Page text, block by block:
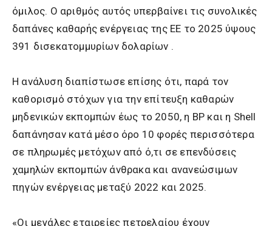
όμιλος. Ο αριθμός αυτός υπερβαίνει τις συνολικές
δαπάνες καθαρής ενέργειας της ΕΕ το 2025 ύψους
391 δισεκατομμυρίων δολαρίων .
Η ανάλυση διαπίστωσε επίσης ότι, παρά τον
καθορισμό στόχων για την επίτευξη καθαρών
μηδενικών εκπομπών έως το 2050, η BP και η Shell
δαπάνησαν κατά μέσο όρο 10 φορές περισσότερα
σε πληρωμές μετόχων από ό,τι σε επενδύσεις
χαμηλών εκπομπών άνθρακα και ανανεώσιμων
πηγών ενέργειας μεταξύ 2022 και 2025.
«Οι μεγάλες εταιρείες πετρελαίου έχουν